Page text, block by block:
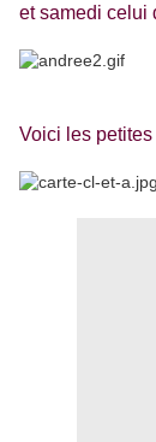
et samedi celui
Voici les